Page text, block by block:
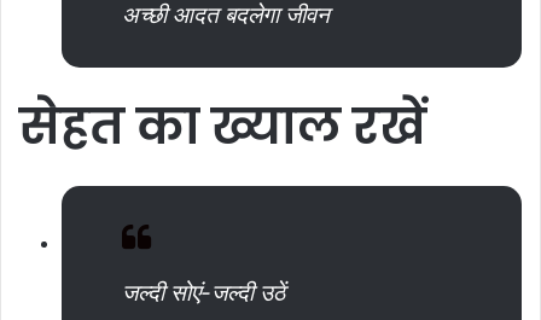
अच्छी आदत बदलेगा जीवन
सेहतकाख्यालरखें
जल्दी सोएं-जल्दी उठें